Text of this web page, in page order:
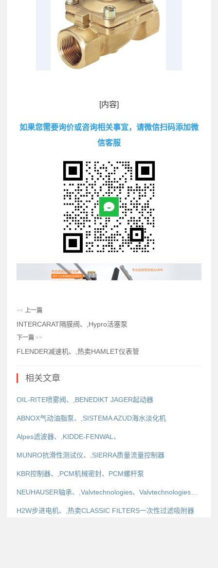
[内容]
如果您需要询价或咨询相关事宜，请微信扫码添加微
信客服
<< 上一篇
INTERCARAT隔膜阀、,Hypro活塞泵
下一篇 >>
FLENDER减速机、,热卖HAMLET仪表管
相关文章
OIL-RITE喷雾阀、,BENEDIKT JAGER起动器
ABNOX气动油脂泵、,SISTEMA AZUD海水淡化机
Alpes滤波器、,KIDDE-FENWAL、
MUNRO抗滑性测试仪、,SIERRA质量流量控制器
KBR控制器、,PCM机械密封、PCM螺杆泵
H2W步进电机、,热卖CLASSIC FILTERS一次性过滤吸附器